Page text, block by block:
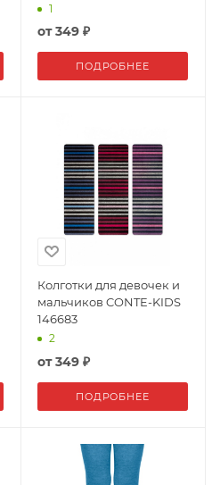
1
от349 ₽
ПОДРОБНЕЕ
Колготки для девочек и
мальчиков CONTE-KIDS
146683
2
от349 ₽
ПОДРОБНЕЕ